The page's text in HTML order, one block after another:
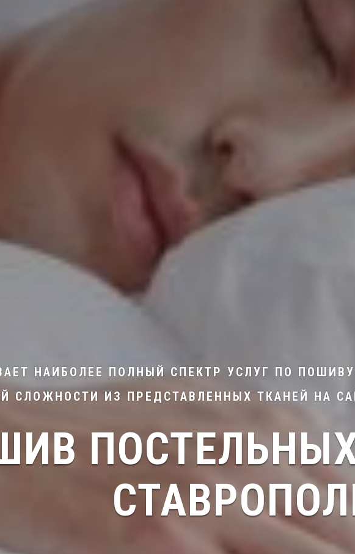
НАИБОЛЕЕ ПОЛНЫЙ СПЕКТР УСЛУГ ПО
СЛОЖНОСТИ ИЗ ПРЕДСТАВЛЕННЫХ ТКАНЕЙ НА